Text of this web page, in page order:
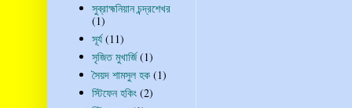
সুব্রাহ্মনিয়ান চন্দ্রশেখর
(1)
সূর্য (11)
সৃজিত মুখার্জি (1)
সৈয়দ শামসুল হক (1)
স্টিফেন হকিং (2)